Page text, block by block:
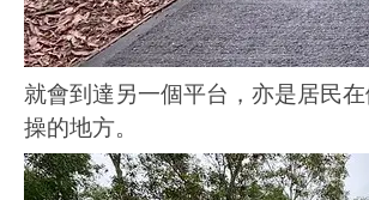
就會到達另一個平台，亦是居民
操的地方。